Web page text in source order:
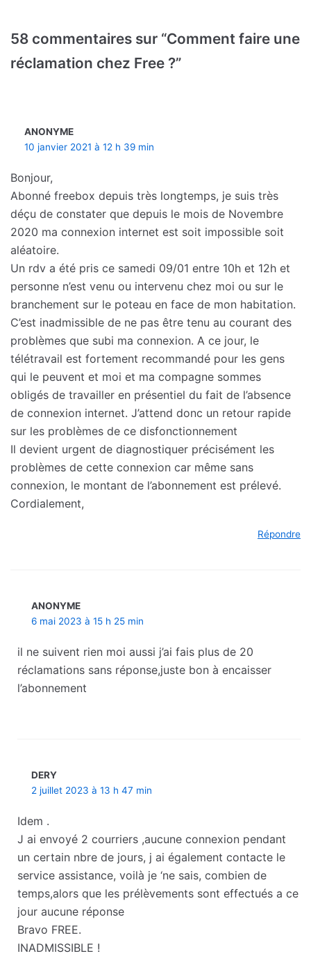
58 commentaires sur “Comment faire une
réclamation chez Free ?”
ANONYME
10 janvier 2021 à 12 h 39 min
Bonjour,
Abonné freebox depuis très longtemps, je suis très
déçu de constater que depuis le mois de Novembre
2020 ma connexion internet est soit impossible soit
aléatoire.
Un rdv a été pris ce samedi 09/01 entre 10h et 12h et
personne n’est venu ou intervenu chez moi ou sur le
branchement sur le poteau en face de mon habitation.
C’est inadmissible de ne pas être tenu au courant des
problèmes que subi ma connexion. A ce jour, le
télétravail est fortement recommandé pour les gens
qui le peuvent et moi et ma compagne sommes
obligés de travailler en présentiel du fait de l’absence
de connexion internet. J’attend donc un retour rapide
sur les problèmes de ce disfonctionnement
Il devient urgent de diagnostiquer précisément les
problèmes de cette connexion car même sans
connexion, le montant de l’abonnement est prélevé.
Cordialement,
Répondre
ANONYME
6 mai 2023 à 15 h 25 min
il ne suivent rien moi aussi j’ai fais plus de 20
réclamations sans réponse,juste bon à encaisser
l’abonnement
DERY
2 juillet 2023 à 13 h 47 min
Idem .
J ai envoyé 2 courriers ,aucune connexion pendant
un certain nbre de jours, j ai également contacte le
service assistance, voilà je ‘ne sais, combien de
temps,alors que les prélèvements sont effectués a ce
jour aucune réponse
Bravo FREE.
INADMISSIBLE !